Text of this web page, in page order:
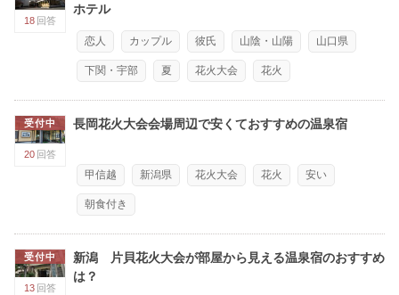
18 回答
ホテル
恋人 カップル 彼氏 山陰・山陽 山口県
下関・宇部 夏 花火大会 花火
受付中
20 回答
長岡花火大会会場周辺で安くておすすめの温泉宿
甲信越 新潟県 花火大会 花火 安い
朝食付き
受付中
13 回答
新潟 片貝花火大会が部屋から見える温泉宿のおすすめ
は？